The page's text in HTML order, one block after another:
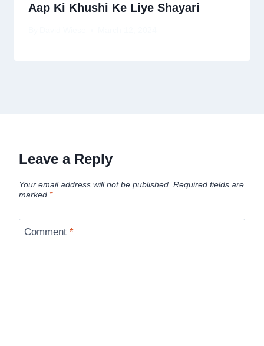
Aap Ki Khushi Ke Liye Shayari
Leave a Reply
Your email address will not be published. Required fields are
marked *
Comment *